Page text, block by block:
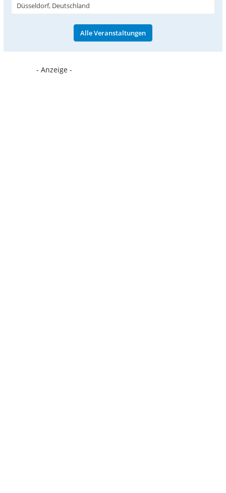
Düsseldorf, Deutschland
Alle Veranstaltungen
- Anzeige -